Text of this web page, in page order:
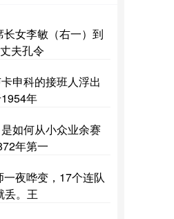
女李敏（右一）到
夫孔令
申科的接班人浮出
年
如何从小众业余赛
年第一
夜哗变，17个连队
丢。王